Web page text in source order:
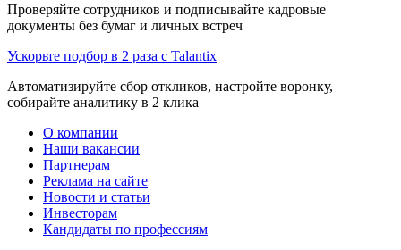
Проверяйте сотрудников и подписывайте кадровые
документы без бумаг и личных встреч
Ускорьте подбор в 2 раза с Talantix
Автоматизируйте сбор откликов, настройте воронку,
собирайте аналитику в 2 клика
О компании
Наши вакансии
Партнерам
Реклама на сайте
Новости и статьи
Инвесторам
Кандидаты по профессиям